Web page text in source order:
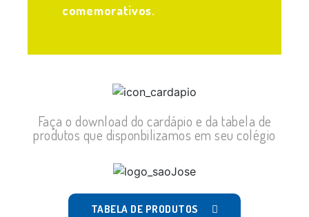
comemorativos.
Faça o download do cardápio e da tabela de
produtos que disponbilizamos em seu colégio
TABELA DE PRODUTOS